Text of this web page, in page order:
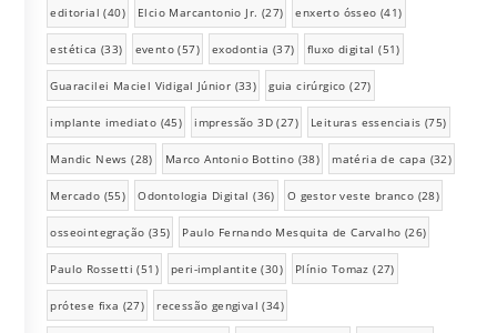
editorial (40) Elcio Marcantonio Jr. (27) enxerto ósseo (41)
estética (33) evento (57) exodontia (37) fluxo digital (51)
Guaracilei Maciel Vidigal Júnior (33) guia cirúrgico (27)
implante imediato (45) impressão 3D (27) Leituras essenciais (75)
Mandic News (28) Marco Antonio Bottino (38) matéria de capa (32)
Mercado (55) Odontologia Digital (36) O gestor veste branco (28)
osseointegração (35) Paulo Fernando Mesquita de Carvalho (26)
Paulo Rossetti (51) peri-implantite (30) Plínio Tomaz (27)
prótese fixa (27) recessão gengival (34)